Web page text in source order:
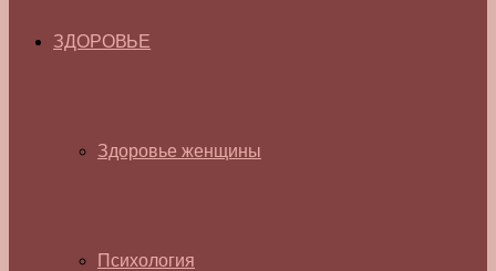
ЗДОРОВЬЕ
Здоровье женщины
Психология